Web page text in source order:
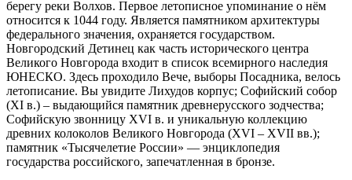
берегу реки Волхов. Первое летописное упоминание о нём
относится к 1044 году. Является памятником архитектуры
федерального значения, охраняется государством.
Новгородский Детинец как часть исторического центра
Великого Новгорода входит в список всемирного наследия
ЮНЕСКО. Здесь проходило Вече, выборы Посадника, велось
летописание. Вы увидите Лихудов корпус; Софийский собор
(XI в.) – выдающийся памятник древнерусского зодчества;
Софийскую звонницу XVI в. и уникальную коллекцию
древних колоколов Великого Новгорода (XVI – XVII вв.);
памятник «Тысячелетие России» — энциклопедия
государства российского, запечатленная в бронзе.